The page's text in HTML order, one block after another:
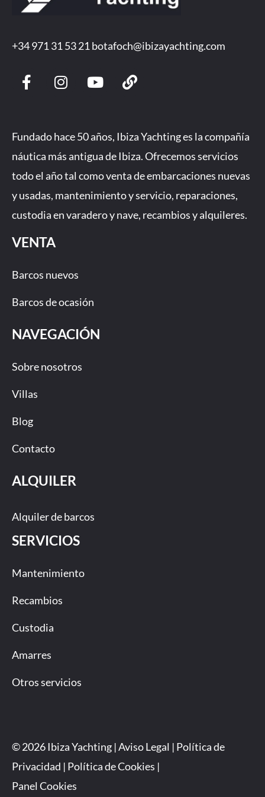
+34 971 31 53 21 botafoch@ibizayachting.com
F
a
b
o
o
k
-
f
I
n
a
g
r
a
m
Y
o
u
e
L
i
Fundado hace 50 años, Ibiza Yachting es la compañía
náutica más antigua de Ibiza. Ofrecemos servicios
todo el año tal como venta de embarcaciones nuevas
y usadas, mantenimiento y servicio, reparaciones,
custodia en varadero y nave, recambios y alquileres.
VENTA
Barcos nuevos
Barcos de ocasión
NAVEGACIÓN
Sobre nosotros
Villas
Blog
Contacto
ALQUILER
Alquiler de barcos
SERVICIOS
Mantenimiento
Recambios
Custodia
Amarres
Otros servicios
© 2026 Ibiza Yachting |Aviso Legal | Política de
Privacidad | Política de Cookies |
Panel Cookies